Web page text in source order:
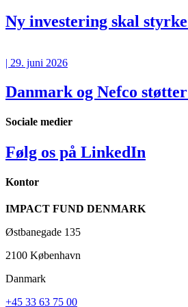
Ny investering skal
| 29. juni 2026
Danmark og Nefco
Sociale medier
Følg os på LinkedIn
Kontor
IMPACT FUND DENMARK
Østbanegade 135
2100 København
Danmark
+45 33 63 75 00